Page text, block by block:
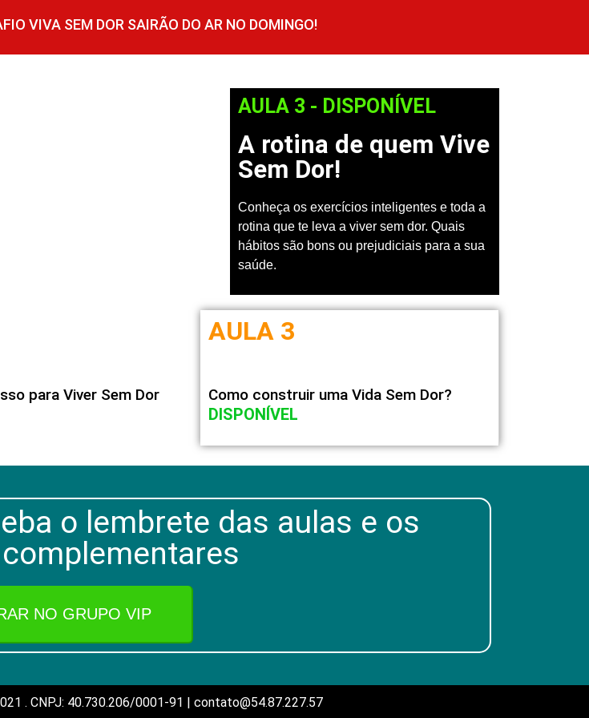
VIVA SEM DOR SAIRÃO DO AR NO DOMINGO!
AULA 3 - DISPONÍVEL
A rotina de quem Vive
Sem Dor!
Conheça os exercícios inteligentes e toda a
rotina que te leva a viver sem dor. Quais
hábitos são bons ou prejudiciais para a sua
saúde.
para Viver Sem Dor
AULA 3
Como construir uma Vida Sem Dor?
DISPONÍVEL
o lembrete das aulas e os
NO GRUPO VIP
. CNPJ: 40.730.206/0001-91 | contato@54.87.227.57